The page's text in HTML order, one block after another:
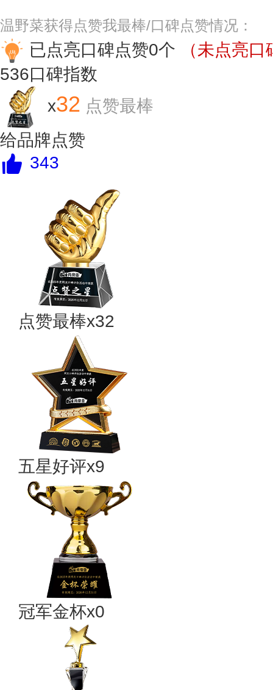
温野菜获得点赞我最棒/口碑点赞情况：
已点亮口碑点赞0个
（未点亮
536口碑指数
x32 点赞最棒
给品牌点赞
343
点赞最棒x32
五星好评x9
冠军金杯x0